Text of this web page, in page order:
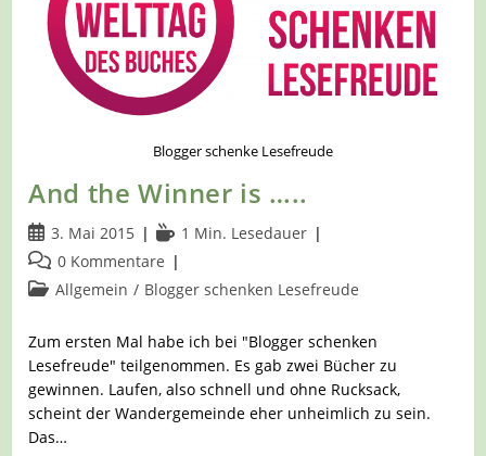
Blogger schenke Lesefreude
And the Winner is …..
Beitrag
veröffentlicht:
3. Mai 2015 Lesedauer:
1 Min. Lesedauer
Beitrags-
Kommentare:
0 Kommentare
Beitrags-
Allgemein / Blogger schenken Lesefreude
Zum ersten Mal habe ich bei "Blogger schenken
Lesefreude" teilgenommen. Es gab zwei Bücher zu
gewinnen. Laufen, also schnell und ohne Rucksack,
scheint der Wandergemeinde eher unheimlich zu sein.
Das…